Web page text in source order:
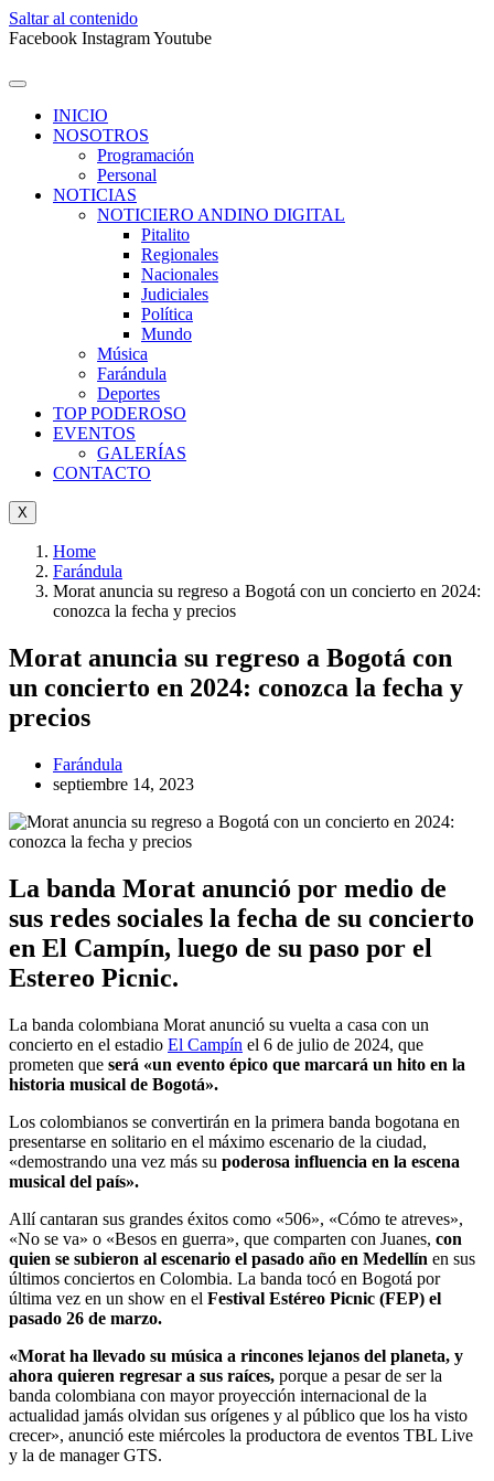
Saltar al contenido
Facebook InstagramYoutube
INICIO
NOSOTROS
Programación
Personal
NOTICIAS
NOTICIERO ANDINO DIGITAL
Pitalito
Regionales
Nacionales
Judiciales
Política
Mundo
Música
Farándula
Deportes
TOP PODEROSO
EVENTOS
GALERÍAS
CONTACTO
X
Home
Farándula
Morat anuncia su regreso a Bogotá con un concierto en 2024:
conozca la fecha y precios
Morat anuncia su regreso a Bogotá con
un concierto en 2024: conozca la fecha y
precios
Farándula
septiembre 14, 2023
La banda Morat anunció por medio de
sus redes sociales la fecha de su concierto
en El Campín, luego de su paso por el
Estereo Picnic.
La banda colombiana Morat anunció su vuelta a casa con un
concierto en el estadio El Campín el 6 de julio de 2024, que
prometen que será «un evento épico que marcará un hito en la
historia musical de Bogotá».
Los colombianos se convertirán en la primera banda bogotana en
presentarse en solitario en el máximo escenario de la ciudad,
«demostrando una vez más su poderosa influencia en la escena
musical del país».
Allí cantaran sus grandes éxitos como «506», «Cómo te atreves»,
«No se va» o «Besos en guerra», que comparten con Juanes, con
quien se subieron al escenario el pasado año en Medellín en sus
últimos conciertos en Colombia. La banda tocó en Bogotá por
última vez en un show en el Festival Estéreo Picnic (FEP) el
pasado 26 de marzo.
«Morat ha llevado su música a rincones lejanos del planeta, y
ahora quieren regresar a sus raíces, porque a pesar de ser la
banda colombiana con mayor proyección internacional de la
actualidad jamás olvidan sus orígenes y al público que los ha visto
crecer», anunció este miércoles la productora de eventos TBL Live
y la de manager GTS.